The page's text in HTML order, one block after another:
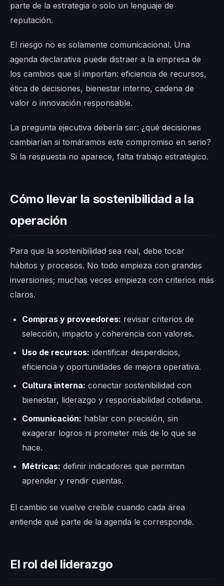
parte de la estrategia o solo un lenguaje de
reputación.
El riesgo no es solamente comunicacional. Una
agenda declarativa puede distraer a la empresa de
los cambios que sí importan: eficiencia de recursos,
ética de decisiones, bienestar interno, cadena de
valor o innovación responsable.
La pregunta ejecutiva debería ser: ¿qué decisiones
cambiarían si tomáramos este compromiso en serio?
Si la respuesta no aparece, falta trabajo estratégico.
Cómo llevar la sostenibilidad a la
operación
Para que la sostenibilidad sea real, debe tocar
hábitos y procesos. No todo empieza con grandes
inversiones; muchas veces empieza con criterios más
claros.
Compras y proveedores: revisar criterios de
selección, impacto y coherencia con valores.
Uso de recursos: identificar desperdicios,
eficiencia y oportunidades de mejora operativa.
Cultura interna: conectar sostenibilidad con
bienestar, liderazgo y responsabilidad cotidiana.
Comunicación: hablar con precisión, sin
exagerar logros ni prometer más de lo que se
hace.
Métricas: definir indicadores que permitan
aprender y rendir cuentas.
El cambio se vuelve creíble cuando cada área
entiende qué parte de la agenda le corresponde.
El rol del liderazgo